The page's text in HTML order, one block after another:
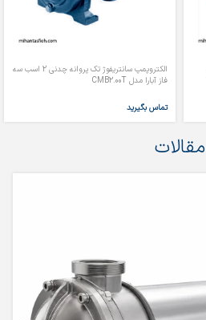
الکتروپمپ سانتریفوژ تک پروانه چدنی 2 اسب سه
فاز آبارا مدل CMB2.00T
تماس بگیرید
مقالات